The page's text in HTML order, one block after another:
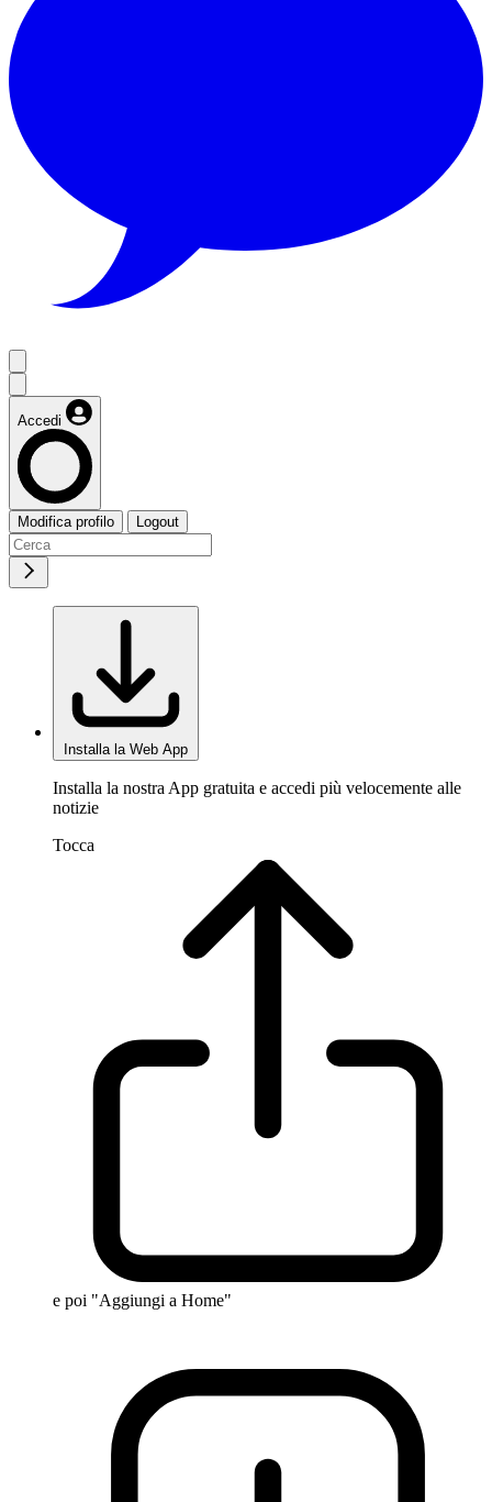
Accedi
Modifica profilo Logout
Installa la Web App
Installa la nostra App gratuita e accedi più velocemente alle
notizie
Tocca
e poi "Aggiungi a Home"